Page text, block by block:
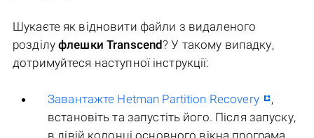
Шукаєте як відновити файли з видаленого
розділуфлешки Transcend? У такому випадку,
дотримуйтеся наступної інструкції:
Завантажте Hetman Partition Recovery
,
встановіть та запустіть його. Після запуску,
в лівій колонці основного вікна програма